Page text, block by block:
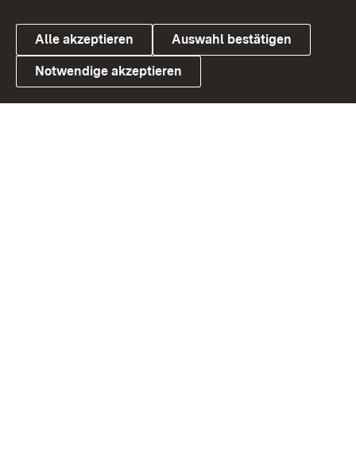
Link zum Landesportal
Alle akzeptieren Auswahl bestätigen
Notwendige akzeptieren